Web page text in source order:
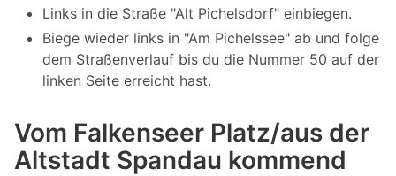
Links in die Straße "Alt Pichelsdorf" einbiegen.
Biege wieder links in "Am Pichelssee" ab und folge
dem Straßenverlauf bis du die Nummer 50 auf der
linken Seite erreicht hast.
Vom Falkenseer Platz/aus der
Altstadt Spandau kommend